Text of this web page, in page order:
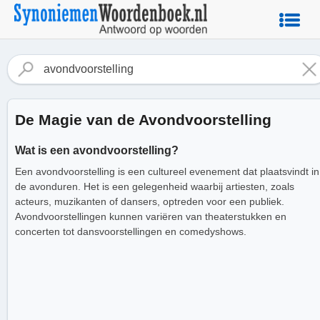
De Magie van de Avondvoorstelling
Wat is een avondvoorstelling?
Een avondvoorstelling is een cultureel evenement dat plaatsvindt in
de avonduren. Het is een gelegenheid waarbij artiesten, zoals
acteurs, muzikanten of dansers, optreden voor een publiek.
Avondvoorstellingen kunnen variëren van theaterstukken en
concerten tot dansvoorstellingen en comedyshows.